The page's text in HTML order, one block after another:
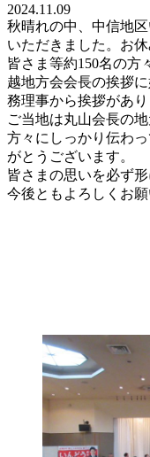
新
日
時
:
2024.11.09
秋晴れの中、中信地
いただきました。お
皆さま等約150名の方
越地方会会長の挨拶
務理事から挨拶があり
ご当地は丸山会長の
方々にしっかり伝わ
がとうございます。
皆さまの思いを必ず
今後ともよろしくお願